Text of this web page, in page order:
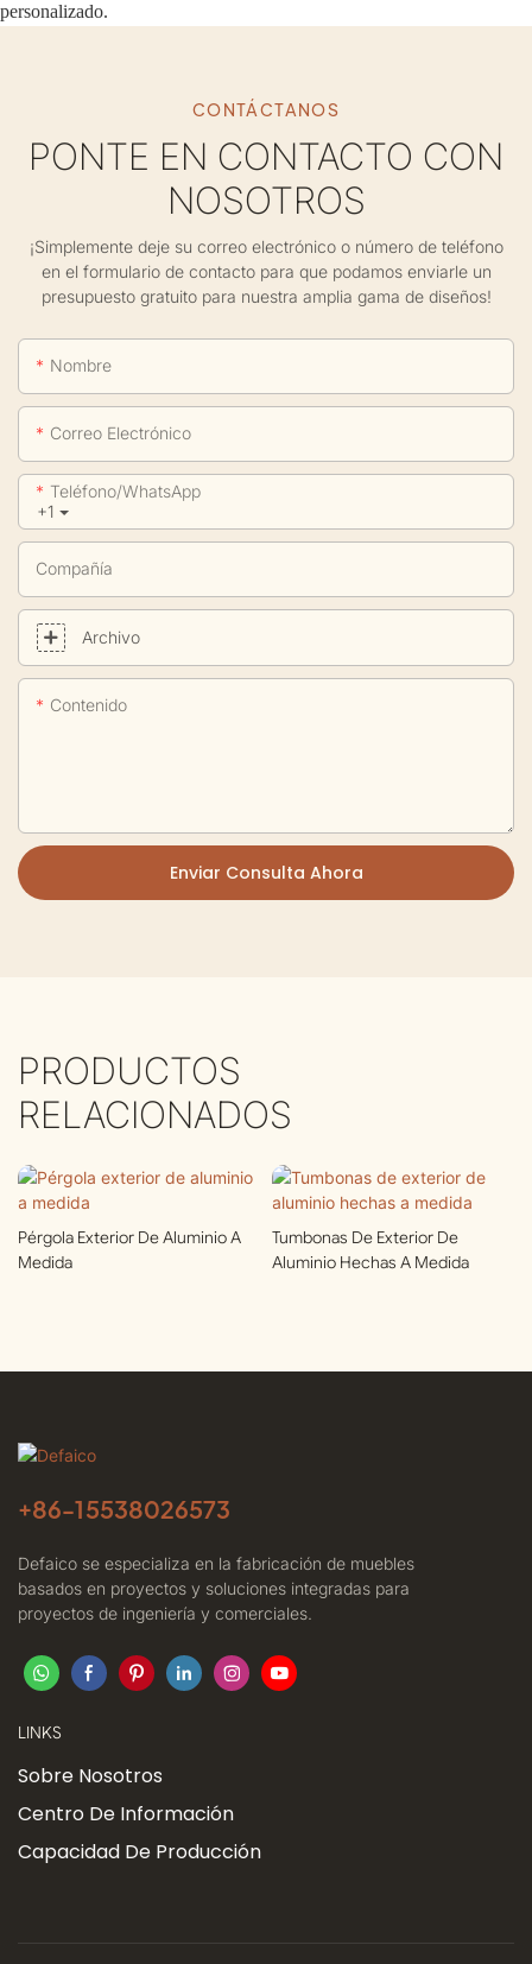
personalizado.
CONTÁCTANOS
PONTE EN CONTACTO CON
NOSOTROS
¡Simplemente deje su correo electrónico o número de teléfono
en el formulario de contacto para que podamos enviarle un
presupuesto gratuito para nuestra amplia gama de diseños!
Nombre
Correo Electrónico
+1
Teléfono/WhatsApp
Compañía
Archivo
Contenido
Enviar Consulta Ahora
PRODUCTOS
RELACIONADOS
Pérgola Exterior De Aluminio A
Medida
Tumbonas De Exterior De
Aluminio Hechas A Medida
+86-15538026573
Defaico se especializa en la fabricación de muebles
basados ​​en proyectos y soluciones integradas para
proyectos de ingeniería y comerciales.
LINKS
Sobre Nosotros
Centro De Información
Capacidad De Producción